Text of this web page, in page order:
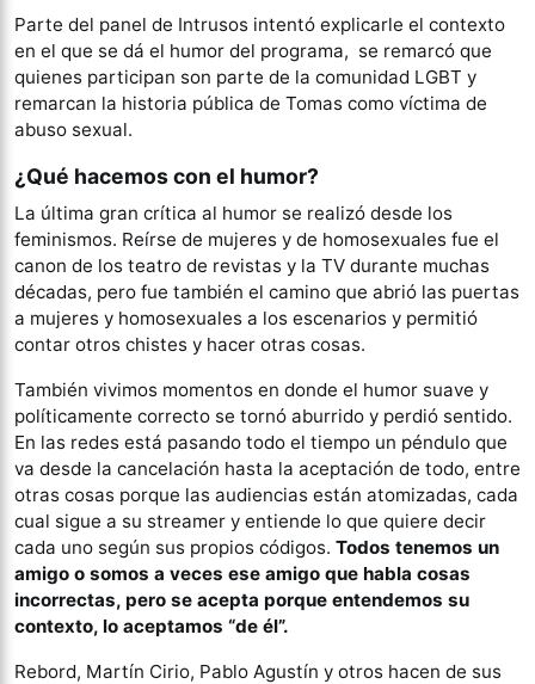
Parte del panel de Intrusos intentó explicarle el contexto
en el que se dá el humor del programa, se remarcó que
quienes participan son parte de la comunidad LGBT y
remarcan la historia pública de Tomas como víctima de
abuso sexual.
¿Qué hacemos con el humor?
La última gran crítica al humor se realizó desde los
feminismos. Reírse de mujeres y de homosexuales fue el
canon de los teatro de revistas y la TV durante muchas
décadas, pero fue también el camino que abrió las puertas
a mujeres y homosexuales a los escenarios y permitió
contar otros chistes y hacer otras cosas.
También vivimos momentos en donde el humor suave y
políticamente correcto se tornó aburrido y perdió sentido.
En las redes está pasando todo el tiempo un péndulo que
va desde la cancelación hasta la aceptación de todo, entre
otras cosas porque las audiencias están atomizadas, cada
cual sigue a su streamer y entiende lo que quiere decir
cada uno según sus propios códigos. Todos tenemos un
amigo o somos a veces ese amigo que habla cosas
incorrectas, pero se acepta porque entendemos su
contexto, lo aceptamos “de él”.
Rebord, Martín Cirio, Pablo Agustín y otros hacen de sus